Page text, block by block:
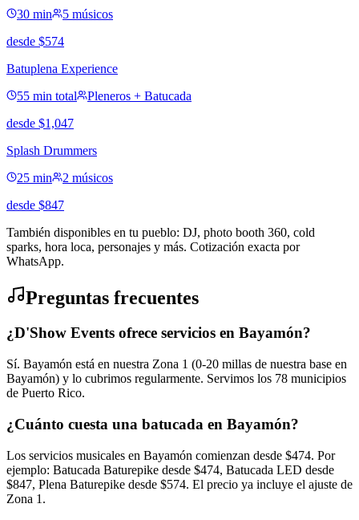
30 min
5 músicos
desde $574
Batuplena Experience
55 min total
Pleneros + Batucada
desde $1,047
Splash Drummers
25 min
2 músicos
desde $847
También disponibles en tu pueblo: DJ, photo booth 360, cold
sparks, hora loca, personajes y más. Cotización exacta por
WhatsApp.
Preguntas frecuentes
¿D'Show Events ofrece servicios en Bayamón?
Sí. Bayamón está en nuestra Zona 1 (0-20 millas de nuestra base en
Bayamón) y lo cubrimos regularmente. Servimos los 78 municipios
de Puerto Rico.
¿Cuánto cuesta una batucada en Bayamón?
Los servicios musicales en Bayamón comienzan desde $474. Por
ejemplo: Batucada Baturepike desde $474, Batucada LED desde
$847, Plena Baturepike desde $574. El precio ya incluye el ajuste de
Zona 1.